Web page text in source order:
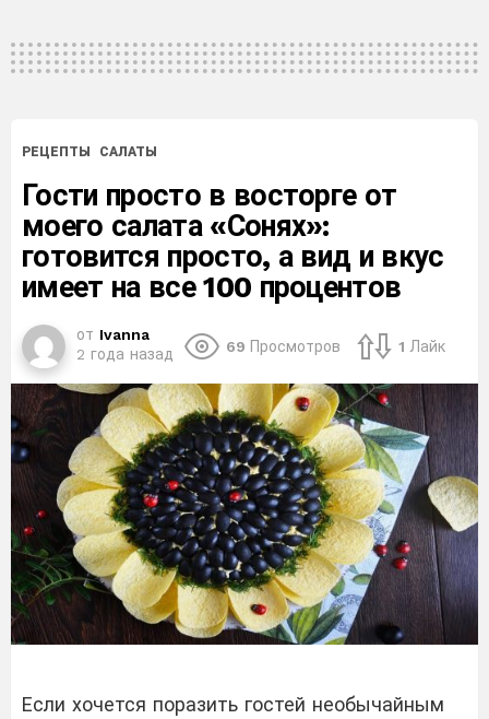
РЕЦЕПТЫ САЛАТЫ
Гости просто в восторге от
моего салата «Сонях»:
готовится просто, а вид и вкус
имеет на все 100 процентов
от Ivanna
2 года назад
69 Просмотров 1 Лайк
Если хочется поразить гостей необычайным